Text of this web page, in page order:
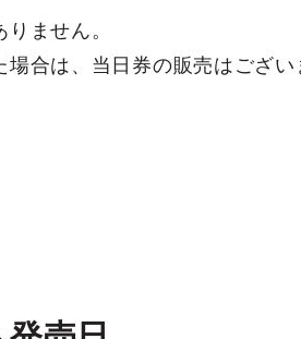
ません。
場合は、当日券の販売はござい